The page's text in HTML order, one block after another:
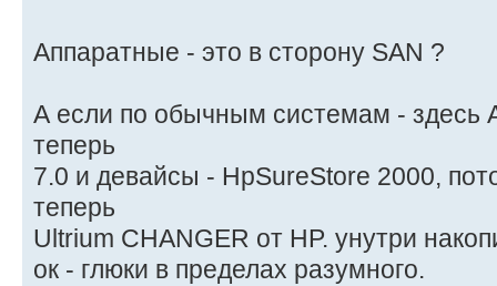
Аппаратные - это в сторону SAN ?
А если по обычным системам - здесь
теперь
7.0 и девайсы - HpSureStore 2000,
теперь
Ultrium CHANGER от HP. унутри
ок - глюки в пределах разумного.